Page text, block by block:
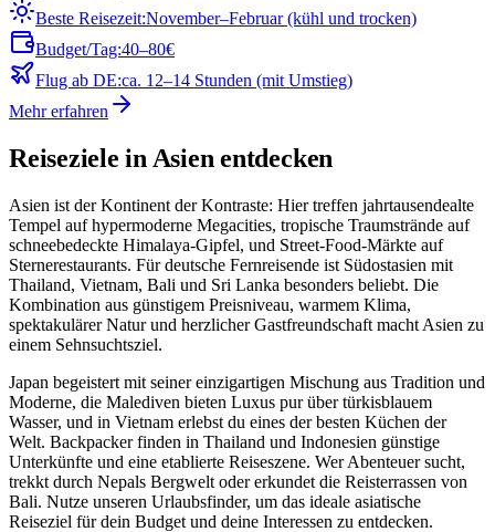
Beste Reisezeit:November–Februar (kühl und trocken)
Budget/Tag:40–80€
Flug ab DE:ca. 12–14 Stunden (mit Umstieg)
Mehr erfahren
Reiseziele in Asien entdecken
Asien ist der Kontinent der Kontraste: Hier treffen jahrtausendealte
Tempel auf hypermoderne Megacities, tropische Traumstrände auf
schneebedeckte Himalaya-Gipfel, und Street-Food-Märkte auf
Sternerestaurants. Für deutsche Fernreisende ist Südostasien mit
Thailand, Vietnam, Bali und Sri Lanka besonders beliebt. Die
Kombination aus günstigem Preisniveau, warmem Klima,
spektakulärer Natur und herzlicher Gastfreundschaft macht Asien zu
einem Sehnsuchtsziel.
Japan begeistert mit seiner einzigartigen Mischung aus Tradition und
Moderne, die Malediven bieten Luxus pur über türkisblauem
Wasser, und in Vietnam erlebst du eines der besten Küchen der
Welt. Backpacker finden in Thailand und Indonesien günstige
Unterkünfte und eine etablierte Reiseszene. Wer Abenteuer sucht,
trekkt durch Nepals Bergwelt oder erkundet die Reisterrassen von
Bali. Nutze unseren Urlaubsfinder, um das ideale asiatische
Reiseziel für dein Budget und deine Interessen zu entdecken.